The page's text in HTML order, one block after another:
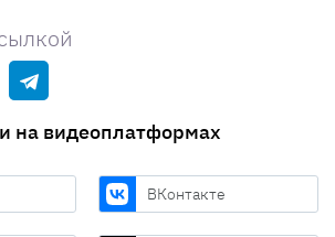
на видеоплатформах
ВКонтакте